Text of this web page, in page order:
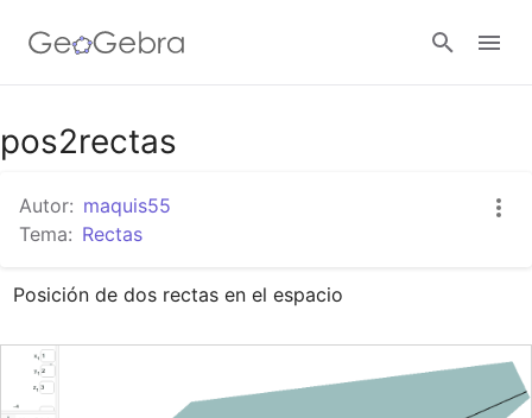
Google Classroom
GeoGebra Classroom
Abrir sesión
pos2rectas
Autor: maquis55
Tema: Rectas
Posición de dos rectas en el espacio